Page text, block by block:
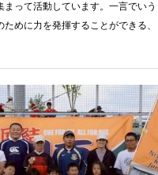
まって活動しています。一言でい
めに力を発揮することができる、